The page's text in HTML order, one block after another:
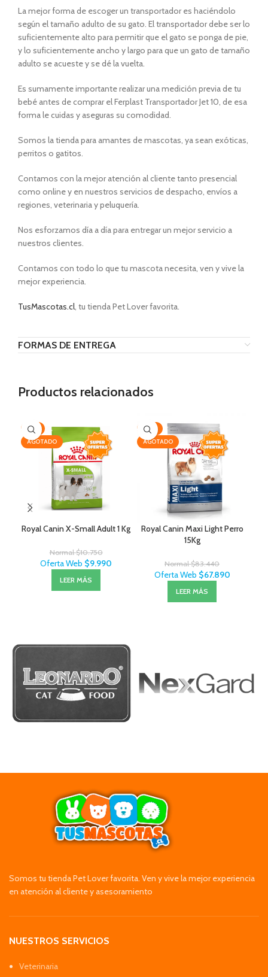
La mejor forma de escoger un transportador es haciéndolo
según el tamaño adulto de su gato. El transportador debe ser lo
suficientemente alto para permitir que el gato se ponga de pie,
y lo suficientemente ancho y largo para que un gato de tamaño
adulto se acueste y se dé la vuelta.
Es sumamente importante realizar una medición previa de tu
bebé antes de comprar el Ferplast Transportador Jet 10, de esa
forma le cuidas y aseguras su comodidad.
Somos la tienda para amantes de mascotas, ya sean exóticas,
perritos o gatitos.
Contamos con la mejor atención al cliente tanto presencial
como online y en nuestros servicios de despacho, envíos a
regiones, veterinaria y peluquería.
Nos esforzamos día a día para entregar un mejor servicio a
nuestros clientes.
Contamos con todo lo que tu mascota necesita, ven y vive la
mejor experiencia.
TusMascotas.cl, tu tienda Pet Lover favorita.
FORMAS DE ENTREGA
Productos relacionados
-7%
AGOTADO
Royal Canin X-Small Adult 1 Kg
Normal$10.750
Oferta Web $9.990
LEER MÁS
-19%
AGOTADO
Royal Canin Maxi Light Perro
15Kg
Normal$83.440
Oferta Web $67.890
LEER MÁS
Somos tu tienda Pet Lover favorita. Ven y vive la mejor experiencia
en atención al cliente y asesoramiento
NUESTROS SERVICIOS
Veterinaria